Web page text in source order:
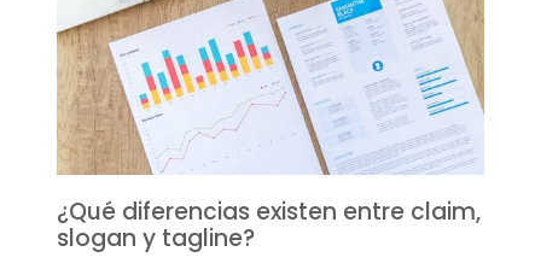
¿Qué diferencias existen entre claim,
slogan y tagline?